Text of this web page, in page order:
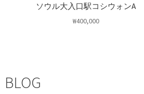
ソウル大入口駅コシウォンA
₩400,000
BLOG